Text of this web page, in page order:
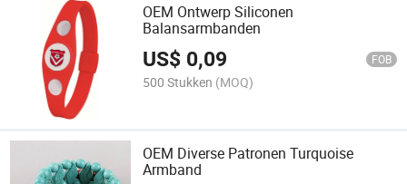
OEM Ontwerp Siliconen
Balansarmbanden
US$ 0,09 FOB
500 Stukken (MOQ)
OEM Diverse Patronen Turquoise
Armband